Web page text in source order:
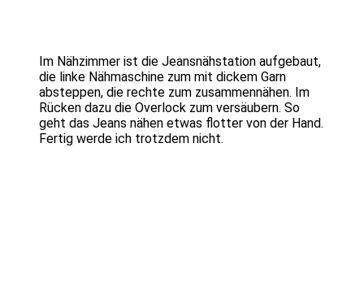
Im Nähzimmer ist die Jeansnähstation aufgebaut,
die linke Nähmaschine zum mit dickem Garn
absteppen, die rechte zum zusammennähen. Im
Rücken dazu die Overlock zum versäubern. So
geht das Jeans nähen etwas flotter von der Hand.
Fertig werde ich trotzdem nicht.